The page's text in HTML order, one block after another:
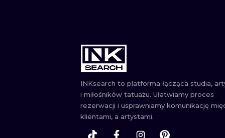
INKsearch to platforma łącząca studia,
i miłośników tatuażu. Ułatwiamy proces
rezerwacji i usprawniamy komunikację
klientami, a artystami.